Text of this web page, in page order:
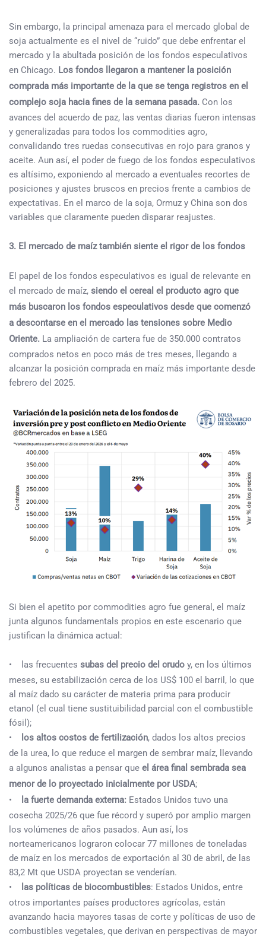
Sin embargo, la principal amenaza para el mercado global de
soja actualmente es el nivel de “ruido” que debe enfrentar el
mercado y la abultada posición de los fondos especulativos
en Chicago. Los fondos llegaron a mantener la posición
comprada más importante de la que se tenga registros en el
complejo soja hacia fines de la semana pasada. Con los
avances del acuerdo de paz, las ventas diarias fueron intensas
y generalizadas para todos los commodities agro,
convalidando tres ruedas consecutivas en rojo para granos y
aceite. Aun así, el poder de fuego de los fondos especulativos
es altísimo, exponiendo al mercado a eventuales recortes de
posiciones y ajustes bruscos en precios frente a cambios de
expectativas. En el marco de la soja, Ormuz y China son dos
variables que claramente pueden disparar reajustes.
3. El mercado de maíz también siente el rigor de los fondos
El papel de los fondos especulativos es igual de relevante en
el mercado de maíz, siendo el cereal el producto agro que
más buscaron los fondos especulativos desde que comenzó
a descontarse en el mercado las tensiones sobre Medio
Oriente. La ampliación de cartera fue de 350.000 contratos
comprados netos en poco más de tres meses, llegando a
alcanzar la posición comprada en maíz más importante desde
febrero del 2025.
Si bien el apetito por commodities agro fue general, el maíz
junta algunos fundamentals propios en este escenario que
justifican la dinámica actual:
• las frecuentes subas del precio del crudo y, en los últimos
meses, su estabilización cerca de los US$ 100 el barril, lo que
al maíz dado su carácter de materia prima para producir
etanol (el cual tiene sustituibilidad parcial con el combustible
fósil);
•
los altos costos de fertilización, dados los altos precios
de la urea, lo que reduce el margen de sembrar maíz, llevando
a algunos analistas a pensar que el área final sembrada sea
menor de lo proyectado inicialmente por USDA;
•
la fuerte demanda externa: Estados Unidos tuvo una
cosecha 2025/26 que fue récord y superó por amplio margen
los volúmenes de años pasados. Aun así, los
norteamericanos lograron colocar 77 millones de toneladas
de maíz en los mercados de exportación al 30 de abril, de las
83,2 Mt que USDA proyectan se venderían.
•
las políticas de biocombustibles: Estados Unidos, entre
otros importantes países productores agrícolas, están
avanzando hacia mayores tasas de corte y políticas de uso de
combustibles vegetales, que derivan en perspectivas de mayor